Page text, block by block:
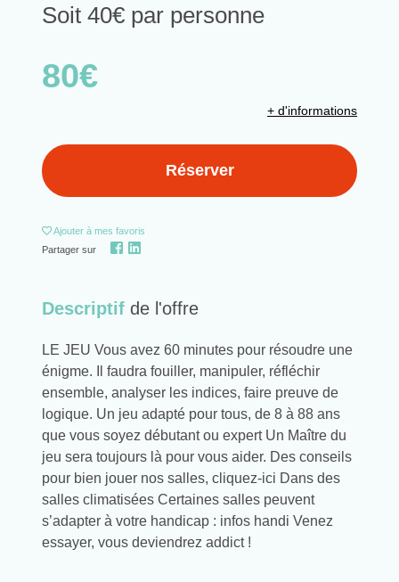
Soit 40€ par personne
80€
+ d'informations
Réserver
Ajouter à mes favoris
Partager sur
Descriptif de l'offre
LE JEU Vous avez 60 minutes pour résoudre une
énigme. Il faudra fouiller, manipuler, réfléchir
ensemble, analyser les indices, faire preuve de
logique. Un jeu adapté pour tous, de 8 à 88 ans
que vous soyez débutant ou expert Un Maître du
jeu sera toujours là pour vous aider. Des conseils
pour bien jouer nos salles, cliquez-ici Dans des
salles climatisées Certaines salles peuvent
s’adapter à votre handicap : infos handi Venez
essayer, vous deviendrez addict !